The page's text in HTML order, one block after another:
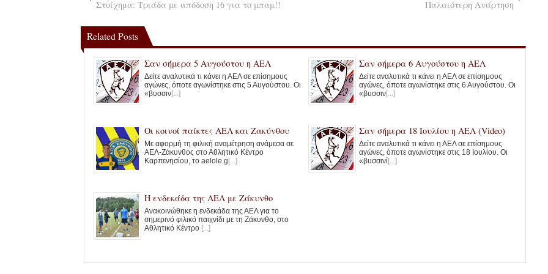
Στοίχημα: Τριάδα με απόδοση 16 για το μπαμ!! Παλαιότερη Ανάρτηση
Related Posts
Σαν σήμερα 5 Αυγούστου η ΑΕΛ
Δείτε αναλυτικά τι κάνει η ΑΕΛ σε επίσημους
αγώνες, όποτε αγωνίστηκε στις 5 Αυγούστου. Οι
«βυσσιν[...]
Σαν σήμερα 6 Αυγούστου η ΑΕΛ
Δείτε αναλυτικά τι κάνει η ΑΕΛ σε επίσημους
αγώνες, όποτε αγωνίστηκε στις 6 Αυγούστου. Οι
«βυσσιν[...]
Οι κοινοί παίκτες ΑΕΛ και Ζακύνθου
Με αφορμή τη φιλική αναμέτρηση ανάμεσα σε
ΑΕΛ-Ζάκυνθος στο Αθλητικό Κέντρο
Καρπενησίου, το aelole.g [...]
Σαν σήμερα 18 Ιουλίου η ΑΕΛ (Video)
Δείτε αναλυτικά τι κάνει η ΑΕΛ σε επίσημους
αγώνες, όποτε αγωνίστηκε στις 18 Ιουλίου. Οι
«βυσσινί [...]
Η ενδεκάδα της ΑΕΛ με Ζάκυνθο
Ανακοινώθηκε η ενδεκάδα της ΑΕΛ για το
σημερινό φιλικό παιχνίδι με τη Ζάκυνθο, στο
Αθλητικό Κέντρο [...]